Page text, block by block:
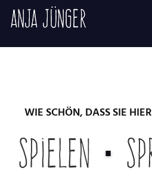
WIE SCHÖN, DASS SIE
Spielen ･